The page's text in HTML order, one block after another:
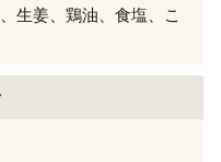
生姜、鶏油、食塩、こ